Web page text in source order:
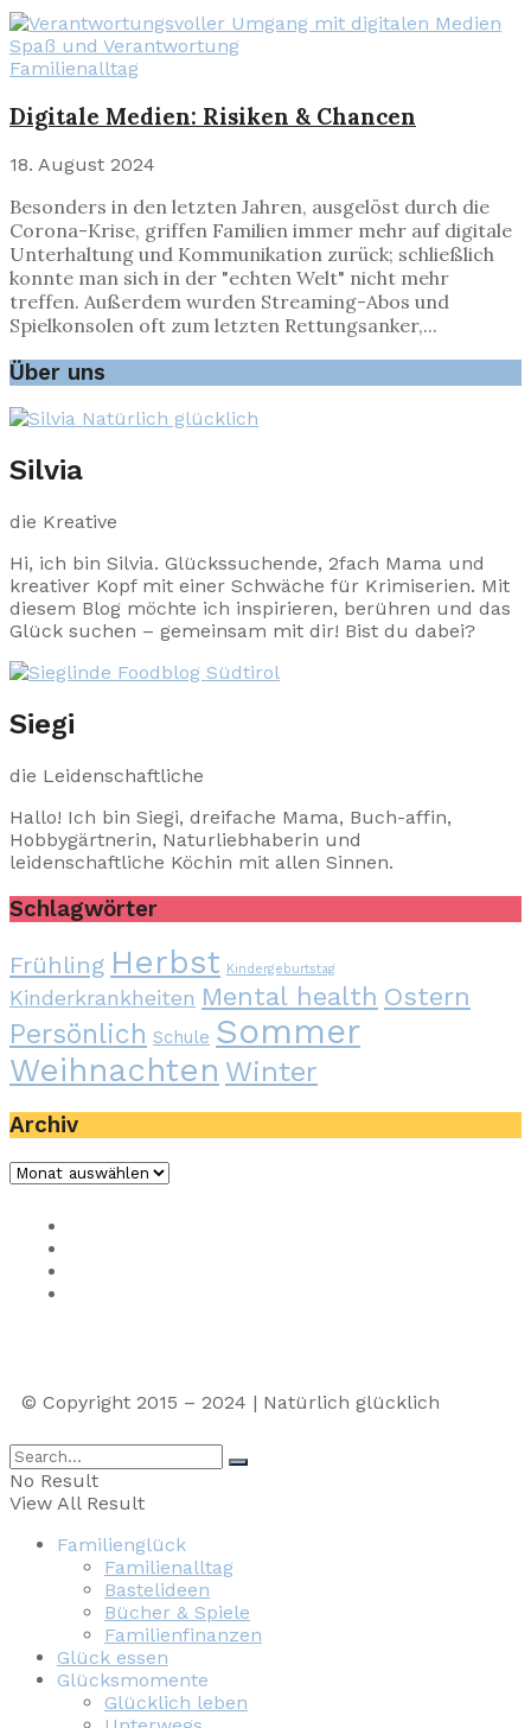
Familienalltag
Digitale Medien: Risiken & Chancen
18. August 2024
Besonders in den letzten Jahren, ausgelöst durch die
Corona-Krise, griffen Familien immer mehr auf digitale
Unterhaltung und Kommunikation zurück; schließlich
konnte man sich in der "echten Welt" nicht mehr
treffen. Außerdem wurden Streaming-Abos und
Spielkonsolen oft zum letzten Rettungsanker,...
Über uns
Silvia
die Kreative
Hi, ich bin Silvia. Glückssuchende, 2fach Mama und
kreativer Kopf mit einer Schwäche für Krimiserien. Mit
diesem Blog möchte ich inspirieren, berühren und das
Glück suchen – gemeinsam mit dir! Bist du dabei?
Siegi
die Leidenschaftliche
Hallo! Ich bin Siegi, dreifache Mama, Buch-affin,
Hobbygärtnerin, Naturliebhaberin und
leidenschaftliche Köchin mit allen Sinnen.
Schlagwörter
Frühling Herbst Kindergeburtstag
Kinderkrankheiten Mental health Ostern
Persönlich Schule Sommer
Weihnachten Winter
Archiv
© Copyright 2015 – 2024 | Natürlich glücklich
No Result
View All Result
Familienglück
Familienalltag
Bastelideen
Bücher & Spiele
Familienfinanzen
Glück essen
Glücksmomente
Glücklich leben